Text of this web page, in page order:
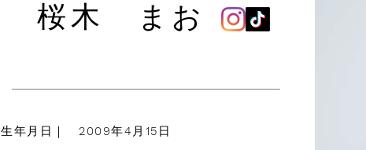
桜木 まお
生年月日｜ 2009年4 月 15 日